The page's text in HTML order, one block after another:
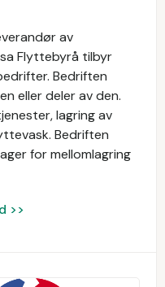
av
Flyttebyrå tilbyr
Bedriften
eller deler av den.
lagring av
Bedriften
for mellomlagring
>>